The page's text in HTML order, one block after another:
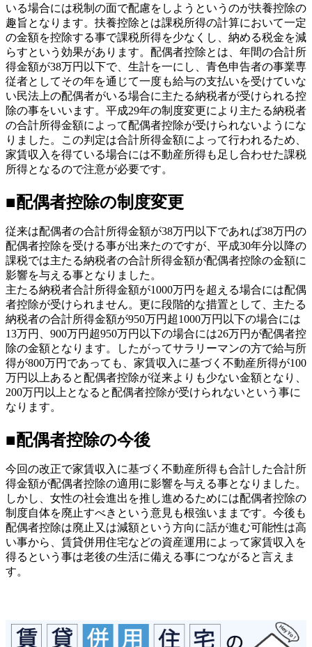
いる場合には税制の面で配慮をしようというのが扶養控除の
趣旨となります。扶養控除とは課税所得の計算において一定
の金額を控除する事で課税所得を少なくし、納める税金を減
らすという効果があります。配偶者控除とは、年間の合計所
得金額が38万円以下で、生計を一にし、青色申告者の事業専
従者としてその年を通じて一度も給与の支払いを受けていな
い民法上の配偶者がいる場合に主たる納税者が受けられる控
除の事をいいます。平成29年の制度変更により主たる納税者
の合計所得金額によって配偶者控除が受けられないようにな
りました。この判定は合計所得金額によって行われるため、
家賃収入を得ている場合には不動産所得も足し合わせた課税
所得となるので注意が必要です。
■配偶者控除の制度変更
従来は配偶者の合計所得金額が38万円以下であれば38万円の
配偶者控除を受ける事が出来たのですが、平成30年分以降の
課税では主たる納税者の合計所得金額が配偶者控除の金額に
影響を与える事となりました。
主たる納税者合計所得金額が1000万円を超える場合には配偶
者控除が受けられません。更に段階的な措置として、主たる
納税者の合計所得金額が950万円超1000万円以下の場合には
13万円、900万円超950万円以下の場合には26万円が配偶者控
除の金額となります。したがってサラリーマンの方で給与所
得が800万円であっても、家賃収入に基づく不動産所得が100
万円以上あると配偶者控除が従来よりも少ない金額となり、
200万円以上となると配偶者控除が受けられないという事に
なります。
■配偶者控除の今後
今回の改正で家賃収入に基づく不動産所得も合計した合計所
得金額が配偶者控除の適用に影響を与える事となりました。
しかし、女性の社会進出を推し進めるためには配偶者控除の
制度自体を廃止すべきという意見も根強いままです。今後も
配偶者控除は廃止又は減額という方向に話が進む可能性は高
い事から、賃貸併用住宅などの資産運用によって家賃収入を
得るという事は老後の生活に備える事につながると言えま
す。